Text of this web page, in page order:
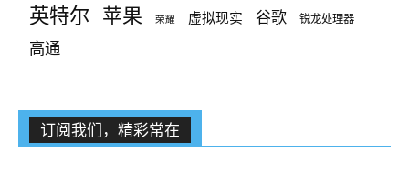
英特尔 苹果 荣耀 虚拟现实 谷歌 锐龙处理器
高通
订阅我们，精彩常在